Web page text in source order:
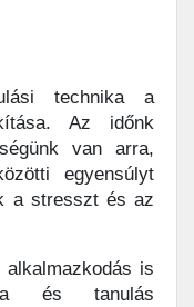
technika a
Az időnk
van arra,
egyensúlyt
a stresszt és az
alkalmazkodás is
és tanulás